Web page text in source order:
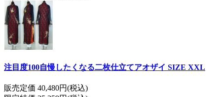
注目度100自慢したくなる二枚仕立てアオザイ SIZE XXL
販売定価 40,480円(税込)